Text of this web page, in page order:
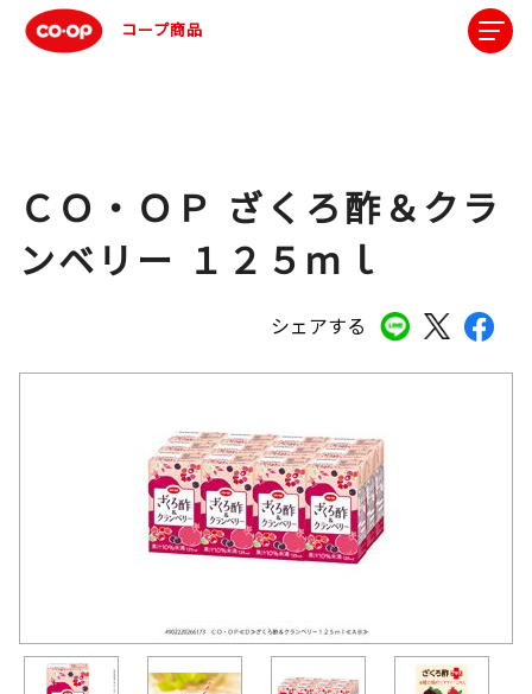
コープ商品
シェアする
ＣＯ・ＯＰ ざくろ酢＆クラ
ンベリー １２５ｍｌ